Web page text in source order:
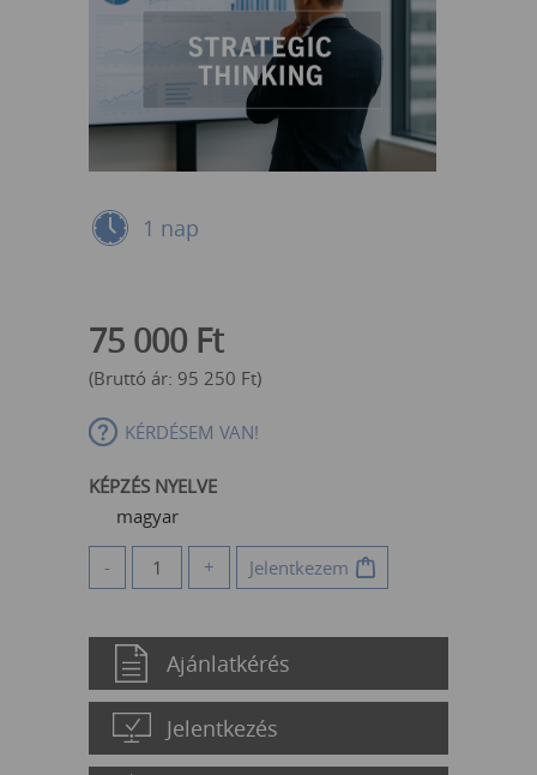
1 nap
75 000 Ft
(Bruttó ár: 95 250 Ft)
KÉRDÉSEM VAN!
KÉPZÉS NYELVE
magyar
- + Jelentkezem
Ajánlatkérés
Jelentkezés